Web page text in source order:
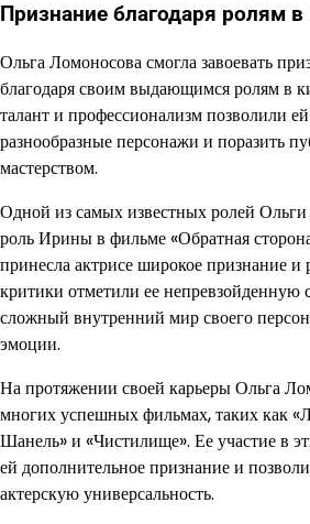
Признание благодаря ролям в
Ольга Ломоносова смогла завоевать
благодаря своим выдающимся ролям в
талант и профессионализм позволили
разнообразные персонажи и поразить
мастерством.
Одной из самых известных ролей
роль Ирины в фильме «Обратная
принесла актрисе широкое признание и
критики отметили ее непревзойденную
сложный внутренний мир своего
эмоции.
На протяжении своей карьеры Ольга
многих успешных фильмах, таких как
Шанель» и «Чистилище». Ее участие в
ей дополнительное признание и
актерскую универсальность.